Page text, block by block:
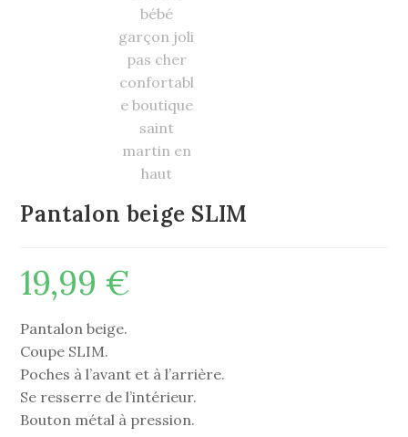
Pantalon beige SLIM
19,99 €
Pantalon beige.
Coupe SLIM.
Poches à l’avant et à l’arrière.
Se resserre de l’intérieur.
Bouton métal à pression.